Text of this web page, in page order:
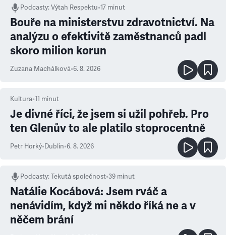
Podcasty:Výtah Respektu•17 minut
Bouře na ministerstvu zdravotnictví. Na
analýzu o efektivitě zaměstnanců padl
skoro milion korun
Zuzana Machálková•6. 8. 2026
Kultura•11 minut
Je divné říci, že jsem si užil pohřeb. Pro
ten Glenův to ale platilo stoprocentně
Petr Horký•Dublin•6. 8. 2026
Podcasty:Tekutá společnost•39 minut
Natálie Kocábová: Jsem rváč a
nenávidím, když mi někdo říká ne a v
něčem brání